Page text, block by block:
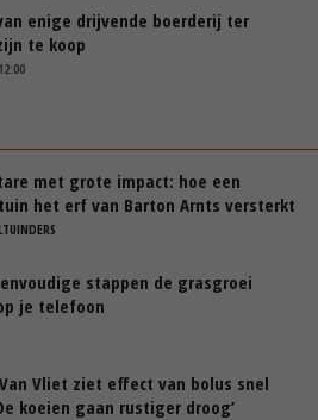
enige drijvende boerderij ter
te koop
met grote impact: hoe een
het erf van Barton Arnts versterkt
stappen de grasgroei
je telefoon
Vliet ziet effect van bolus snel
koeien gaan rustiger droog’